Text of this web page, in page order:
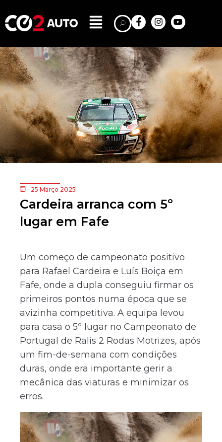
25 Março 2025
Cardeira arranca com 5º
lugar em Fafe
Um começo de campeonato positivo
para Rafael Cardeira e Luís Boiça em
Fafe, onde a dupla conseguiu firmar os
primeiros pontos numa época que se
avizinha competitiva. A equipa levou
para casa o 5º lugar no Campeonato de
Portugal de Ralis 2 Rodas Motrizes, após
um fim-de-semana com condições
duras, onde era importante gerir a
mecânica das viaturas e minimizar os
erros.